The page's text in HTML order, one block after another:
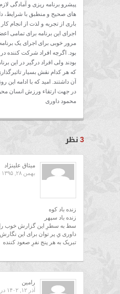
پیشرو برنامه ریزی و آمادگی
های صحیح و منطبق با شرایط،
باری از تجربه و لذت از انجام کار
اجرای این برنامه برای تمامی
مرور خوبی برای اجرای یک
که هر کدام نقش بسیار
آن داشتند. امید که با ادامه این
در جهت ارتقاء ورزش انسان
محمود داوری
3 نظر
ميثاق علينژاد
بهمن ۲۸, ۱۳۹۵ در ۰۰:۵۲
زنده باد کوه
زنده باد سپهر
سط به سطرِ این گزارش خوب را
داوری یِ پر توان برای این
تبریک به هر پنج نفرِ صعود کننده
رامین
آذر ۱۲, ۱۴۰۲ در ۱۲:۵۵